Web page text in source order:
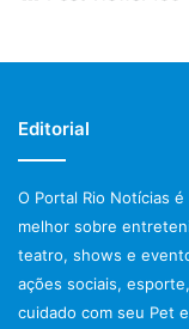
Editorial
O Portal Rio Notícias
melhor sobre
teatro, shows e
ações sociais,
cuidado com seu Pet